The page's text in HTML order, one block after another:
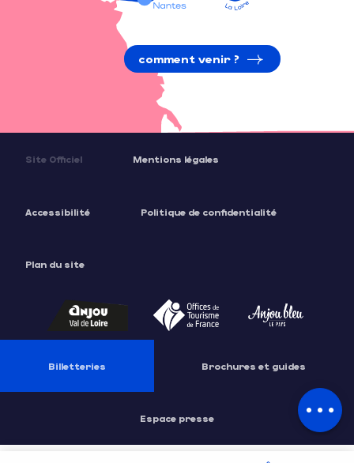
Description
Contacter par email
comment venir ?
Site Officiel Mentions légales
Accessibilité Politique de confidentialité
Plan du site
Billetteries Brochures et guides
Espace presse